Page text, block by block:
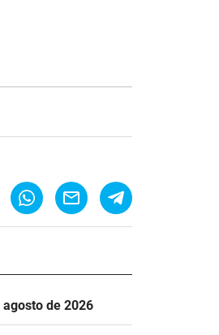
de 2026